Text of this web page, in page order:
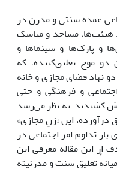
عمده سنتی و مدرن در
هیئت‌ها، مساجد و مناسک
و پارک‌ها و سینماها و
موج تعلیق‌کننده، که
نهاد فضای مجازی و خانه
و فرهنگی و حتی
ایران سال 1399 به دوش کشیدند. به نظر می‌رسد
درآورده، این «زنِ مجازی»
تداوم امر اجتماعی در
این مقاله معرفی این
تعلیق سنت و مدرنیته